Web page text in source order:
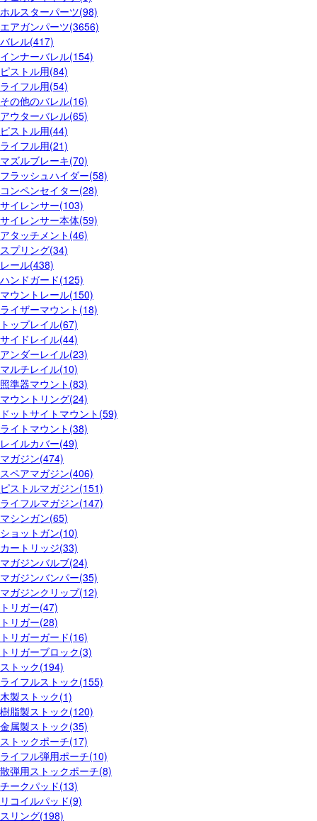
ホルスターパーツ(98)
エアガンパーツ(3656)
バレル(417)
インナーバレル(154)
ピストル用(84)
ライフル用(54)
その他のバレル(16)
アウターバレル(65)
ピストル用(44)
ライフル用(21)
マズルブレーキ(70)
フラッシュハイダー(58)
コンペンセイター(28)
サイレンサー(103)
サイレンサー本体(59)
アタッチメント(46)
スプリング(34)
レール(438)
ハンドガード(125)
マウントレール(150)
ライザーマウント(18)
トップレイル(67)
サイドレイル(44)
アンダーレイル(23)
マルチレイル(10)
照準器マウント(83)
マウントリング(24)
ドットサイトマウント(59)
ライトマウント(38)
レイルカバー(49)
マガジン(474)
スペアマガジン(406)
ピストルマガジン(151)
ライフルマガジン(147)
マシンガン(65)
ショットガン(10)
カートリッジ(33)
マガジンバルブ(24)
マガジンバンパー(35)
マガジンクリップ(12)
トリガー(47)
トリガー(28)
トリガーガード(16)
トリガーブロック(3)
ストック(194)
ライフルストック(155)
木製ストック(1)
樹脂製ストック(120)
金属製ストック(35)
ストックポーチ(17)
ライフル弾用ポーチ(10)
散弾用ストックポーチ(8)
チークパッド(13)
リコイルパッド(9)
スリング(198)